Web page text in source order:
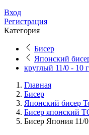
Вход
Регистрация
Категория
Бисер
Японский
круглый 11/0 - 10 г
Главная
Бисер
Японский бисер
Бисер японский
Бисер Япония 11/